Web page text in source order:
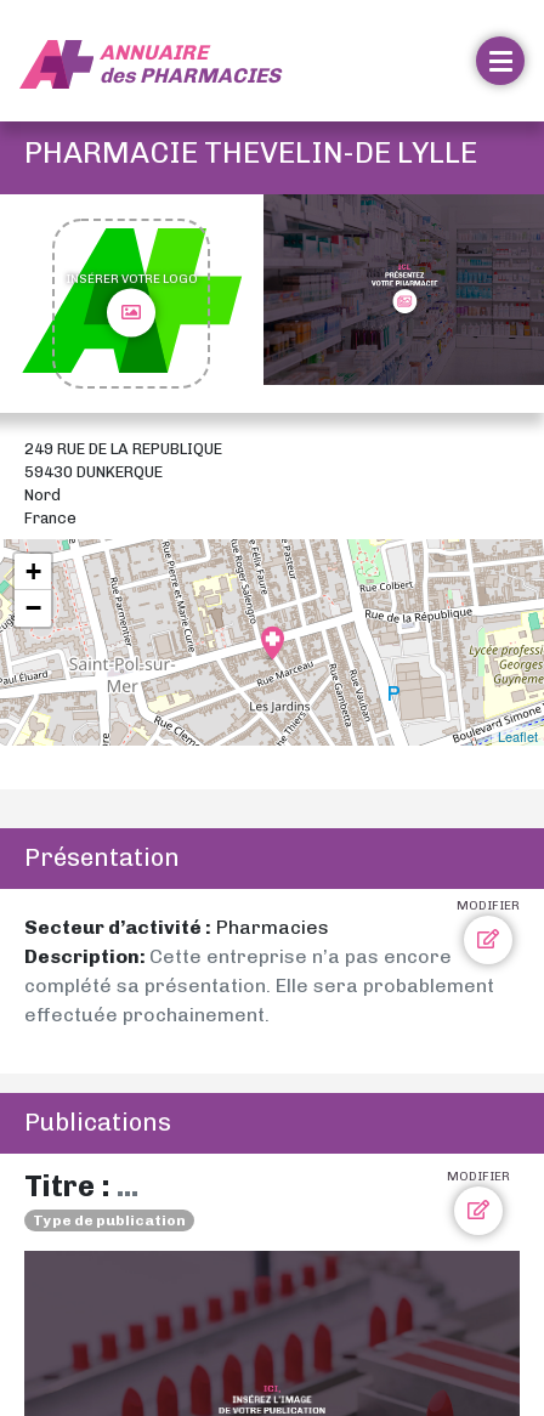
ANNUAIRE
desPHARMACIES
PHARMACIE THEVELIN-DE LYLLE
INSÉRER VOTRE LOGO
249 RUE DE LA REPUBLIQUE
59430 DUNKERQUE
Nord
France
+
−
Leaflet
Présentation
MODIFIER
Secteur d’activité : Pharmacies
Description: Cette entreprise n’a pas encore
complété sa présentation. Elle sera probablement
effectuée prochainement.
Publications
MODIFIER
Titre : ...
Type de publication